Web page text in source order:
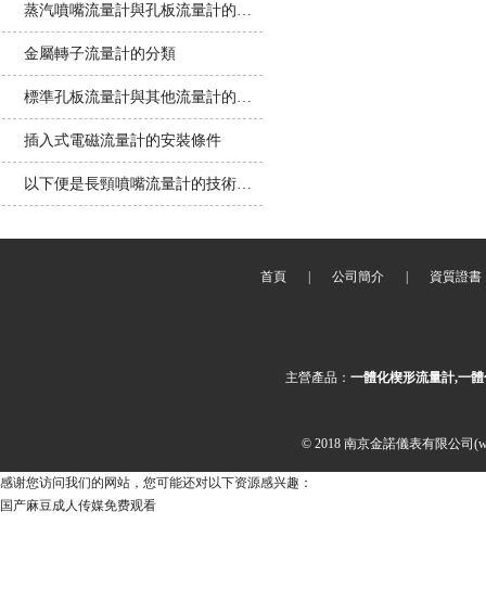
蒸汽噴嘴流量計與孔板流量計的優缺點對比
金屬轉子流量計的分類
標準孔板流量計與其他流量計的根本區別
插入式電磁流量計的安裝條件
以下便是長頸噴嘴流量計的技術特點所在
首頁 公司簡介 資質證書
主營產品：一體化楔形流量計,一
© 2018 南京金諾儀表有限公司
感谢您访问我们的网站，您可能还对以下资源感兴趣：
国产麻豆成人传媒免费观看